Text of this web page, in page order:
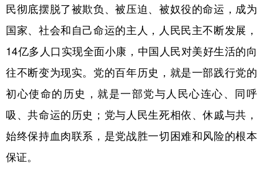
民彻底摆脱了被欺负、被压迫、被奴役的命运，成为
国家、社会和自己命运的主人，人民民主不断发展，
14亿多人口实现全面小康，中国人民对美好生活的向
往不断变为现实。党的百年历史，就是一部践行党的
初心使命的历史，就是一部党与人民心连心、同呼
吸、共命运的历史；党与人民生死相依、休戚与共，
始终保持血肉联系，是党战胜一切困难和风险的根本
保证。